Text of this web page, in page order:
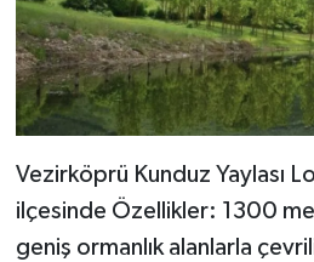
Vezirköprü Kunduz Yaylası
ilçesinde Özellikler: 1300
geniş ormanlık alanlarla